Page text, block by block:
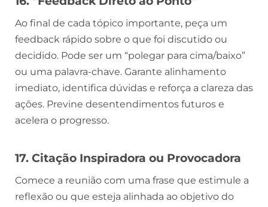
Ao final de cada tópico importante, peça um
feedback rápido sobre o que foi discutido ou
decidido. Pode ser um “polegar para cima/baixo”
ou uma palavra-chave. Garante alinhamento
imediato, identifica dúvidas e reforça a clareza das
ações. Previne desentendimentos futuros e
acelera o progresso.
17. Citação Inspiradora ou Provocadora
Comece a reunião com uma frase que estimule a
reflexão ou que esteja alinhada ao objetivo do